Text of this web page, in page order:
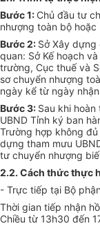
Bước 1: Chủ đầu tư
nhượng toàn bộ
Bước 2: Sở Xây dựng
quan: Sở Kế hoạch
trường, Cục thuế và
sơ chuyển nhượng
ngày kể từ ngày
Bước 3: Sau khi
UBND Tỉnh ký ban
Trường hợp không
dựng tham mưu
tư chuyển nhượng
2.2. Cách thức thực
- Trực tiếp tại Bộ
Thời gian tiếp nhận
Chiều từ 13h30 đến